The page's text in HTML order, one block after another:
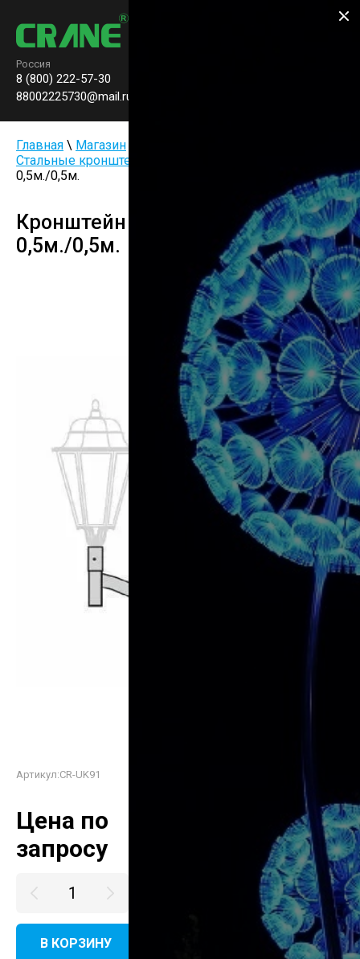
Россия
8 (800) 222-57-30
88002225730@mail.ru
Главная \ Магазин
Стальные кронштейны
0,5м./0,5м.
Кронштейн на опору UK91 L-
0,5м./0,5м.
Артикул:CR-UK91
Цена по
запросу
В КОРЗИНУ КУПИТЬ В ОДИН КЛИК